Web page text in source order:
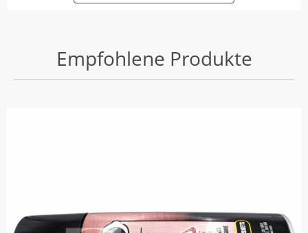
Empfohlene Produkte